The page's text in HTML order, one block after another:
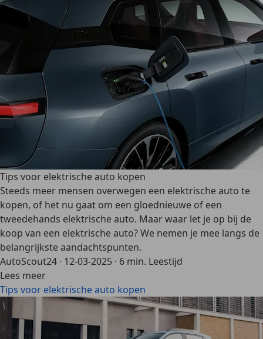
Tips voor elektrische auto kopen
Steeds meer mensen overwegen een elektrische auto te
kopen, of het nu gaat om een gloednieuwe of een
tweedehands elektrische auto. Maar waar let je op bij de
koop van een elektrische auto? We nemen je mee langs de
belangrijkste aandachtspunten.
AutoScout24 · 12-03-2025 · 6 min. Leestijd
Lees meer
Tips voor elektrische auto kopen